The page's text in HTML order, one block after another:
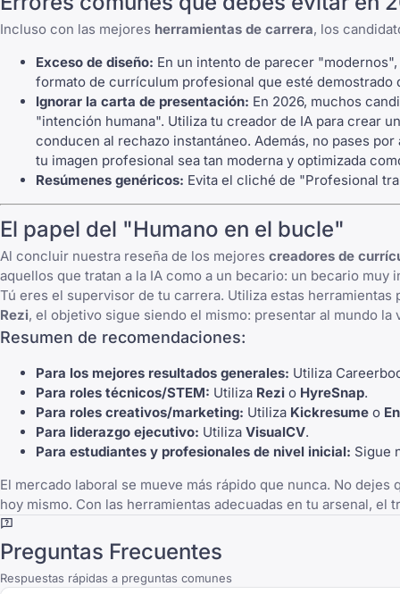
Incluso con las mejores herramientas de carrera, los
Exceso de diseño: En un intento de parecer
formato de currículum profesional que esté demostrado
Ignorar la carta de presentación: En 2026, muchos
"intención humana". Utiliza tu creador de IA para crear
conducen al rechazo instantáneo. Además, no pases
tu imagen profesional sea tan moderna y optimizada
Resúmenes genéricos: Evita el cliché de "Profesional
El papel del "Humano en el bucle"
Al concluir nuestra reseña de los mejores creadores de
aquellos que tratan a la IA como a un becario: un becario
Tú eres el supervisor de tu carrera. Utiliza estas
Rezi, el objetivo sigue siendo el mismo: presentar al mundo
Resumen de recomendaciones:
Para los mejores resultados generales: Utiliza
Para roles técnicos/STEM: Utiliza Rezi o HyreSnap.
Para roles creativos/marketing: Utiliza Kickresume o
Para liderazgo ejecutivo: Utiliza VisualCV.
Para estudiantes y profesionales de nivel inicial: Sigue
El mercado laboral se mueve más rápido que nunca. No
hoy mismo. Con las herramientas adecuadas en tu arsenal,
Preguntas Frecuentes
Respuestas rápidas a preguntas comunes